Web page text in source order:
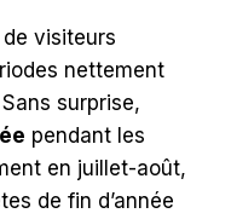
visiteurs
nettement
surprise,
pendant les
en juillet-août,
de fin d’année